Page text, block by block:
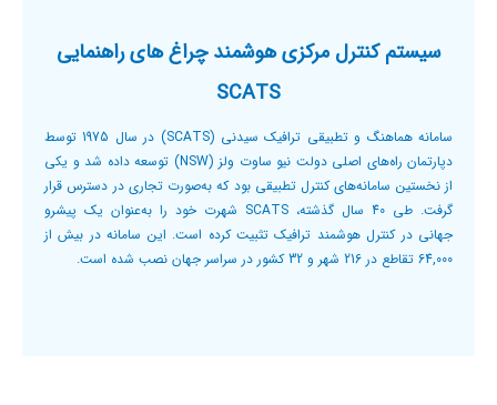
مرکزی هوشمند چراغ های راهنمایی
سامانه هماهنگ و تطبیقی ترافیک سیدنی (SCATS) در سال 1975 توسط
دپارتمان راه‌های اصلی دولت نیو ساوت ولز (NSW) توسعه داده شد و یکی
کنترل تطبیقی بود که به‌صورت تجاری در دسترس قرار
گرفت. طی 40 سال گذشته، SCATS شهرت خود را به‌عنوان یک پیشرو
ترافیک تثبیت کرده است. این سامانه در بیش از